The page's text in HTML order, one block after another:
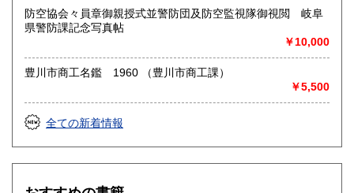
防空協会々員章御親授式並警防団及防空監視隊御視閲 岐阜
県警防課記念写真帖
￥10,000
豊川市商工名鑑 1960 （豊川市商工課）
￥5,500
全ての新着情報